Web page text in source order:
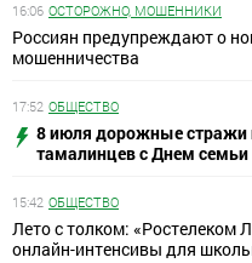
16:06 ОСТОРОЖНО, МОШЕННИКИ
Россиян предупреждают о
мошенничества
17:52 ОБЩЕСТВО
8 июля дорожные стражи
тамалинцев с Днем семьи
15:42 ОБЩЕСТВО
Лето с толком: «Ростелеком
онлайн-интенсивы для